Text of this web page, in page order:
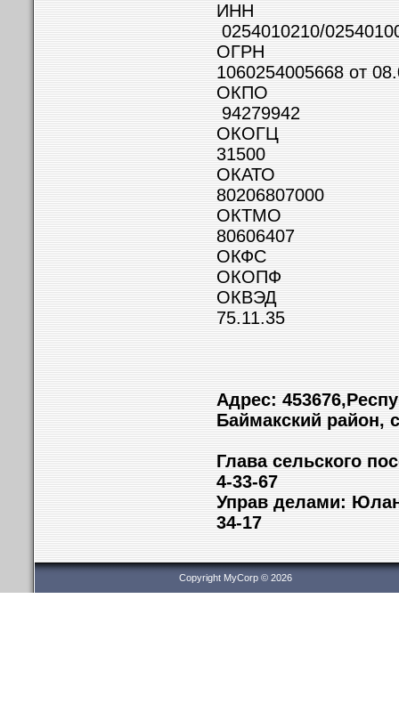
0254010210/
1060254005668 от
94279942
31500
80206807000
80606407
75.11.35
Адрес:
Баймакский район,
Глава сельского
4-33-67
Управ
34-17
Copyright MyCorp © 2026